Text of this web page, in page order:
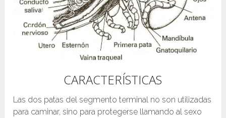
CARACTERÍSTICAS
Las dos patas del segmento terminal no son utilizadas
para caminar, sino para protegerse llamando al sexo